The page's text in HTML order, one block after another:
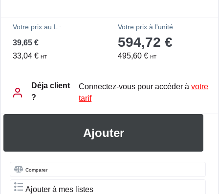
Votre prix au L :
39,65 €
33,04 € HT
Votre prix à l'unité
594,72 €
495,60 € HT
Déja client
?
Connectez-vous pour accéder àvotre
tarif
Ajouter
Comparer
Ajouter à mes listes